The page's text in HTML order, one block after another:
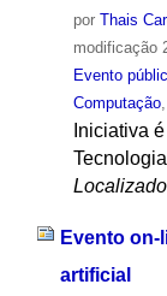
por Thais
modificação
Evento
Computação,
Iniciativa
Evento
artificial